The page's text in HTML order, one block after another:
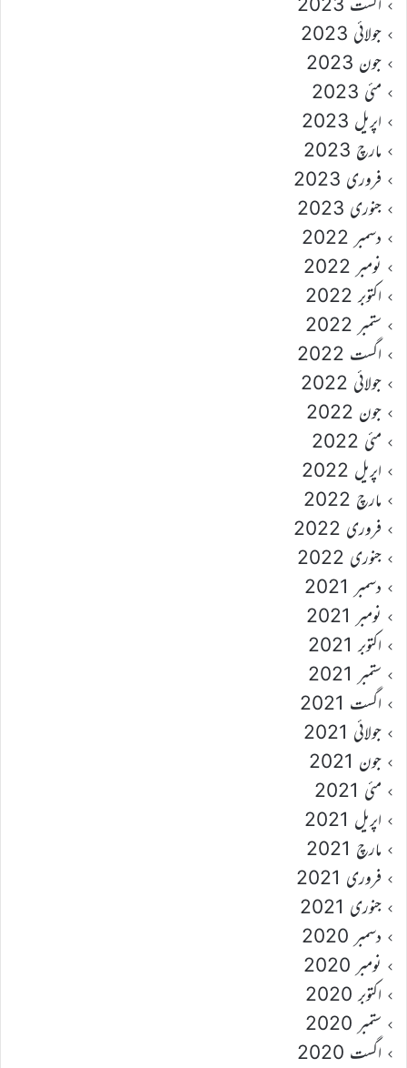
جولائی 2023
جون 2023
مئی 2023
اپریل 2023
مارچ 2023
فروری 2023
جنوری 2023
دسمبر 2022
نومبر 2022
اکتوبر 2022
ستمبر 2022
اگست 2022
جولائی 2022
جون 2022
مئی 2022
اپریل 2022
مارچ 2022
فروری 2022
جنوری 2022
دسمبر 2021
نومبر 2021
اکتوبر 2021
ستمبر 2021
اگست 2021
جولائی 2021
جون 2021
مئی 2021
اپریل 2021
مارچ 2021
فروری 2021
جنوری 2021
دسمبر 2020
نومبر 2020
اکتوبر 2020
ستمبر 2020
اگست 2020